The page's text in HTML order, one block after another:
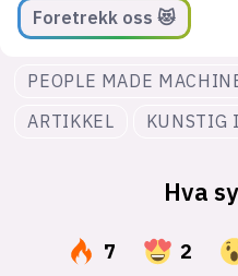
Foretrekk oss 😻
PEOPLE MADE
ARTIKKEL
KUNSTIG